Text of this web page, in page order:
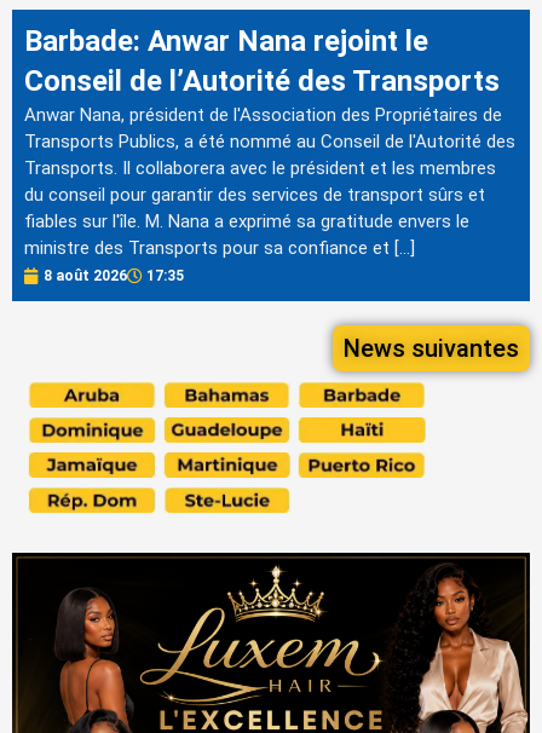
Barbade: Anwar Nana rejoint le
Conseil de l’Autorité des Transports
Anwar Nana, président de l'Association des Propriétaires de
Transports Publics, a été nommé au Conseil de l'Autorité des
Transports. Il collaborera avec le président et les membres
du conseil pour garantir des services de transport sûrs et
fiables sur l'île. M. Nana a exprimé sa gratitude envers le
ministre des Transports pour sa confiance et […]
8 août 2026 17:35
News suivantes